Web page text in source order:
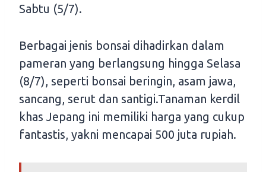
Sabtu (5/7).
Berbagai jenis bonsai dihadirkan dalam
pameran yang berlangsung hingga Selasa
(8/7), seperti bonsai beringin, asam jawa,
sancang, serut dan santigi.Tanaman kerdil
khas Jepang ini memiliki harga yang cukup
fantastis, yakni mencapai 500 juta rupiah.